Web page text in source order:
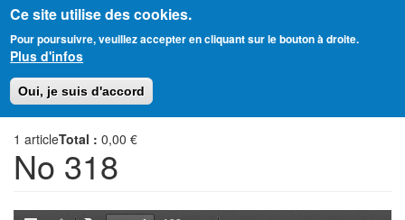
Ce site utilise des cookies.
Pour poursuivre, veuillez accepter en cliquant sur le bouton à droite.
Plus d'infos
Oui, je suis d'accord
au
contenu
principal
Amitié Judéo-Chrétienne de France
1 articleTotal : 0,00 €
No 318